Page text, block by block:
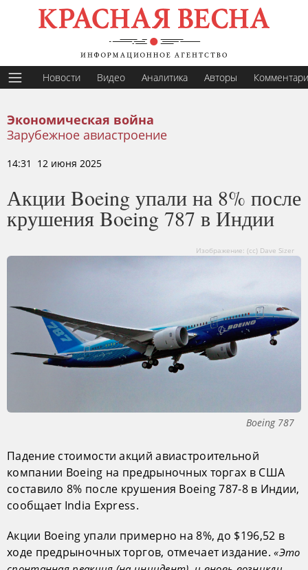
Новости Видео Аналитика Авторы
Экономическая война
Зарубежное авиастроение
14:31 12 июня 2025
Акции Boeing упали на 8% после
крушения Boeing 787 в Индии
Изображение: (сс) Dave Sizer
Boeing 787
Падение стоимости акций авиастроительной
компании Boeing на предрыночных торгах в США
составило 8% после крушения Boeing 787-8 в Индии,
сообщает India Express.
Акции Boeing упали примерно на 8%, до $196,52 в
ходе предрыночных торгов, отмечает издание.«Это